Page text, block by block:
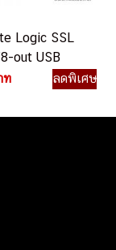
Logic SSL
out USB
อร์เฟส
ท ลดพิเศษ